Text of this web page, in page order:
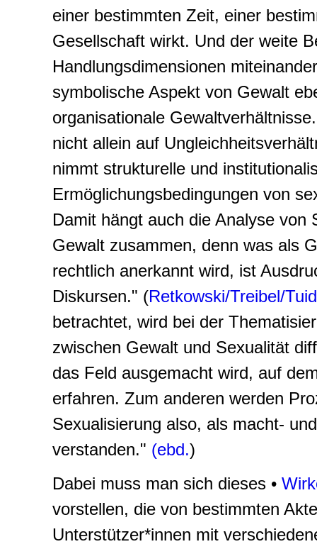
einer bestimmten Zeit, einer
Gesellschaft wirkt. Und der weite
Handlungsdimensionen
symbolische Aspekt von Gewalt
organisationale
nicht allein auf
nimmt strukturelle und
Ermöglichungsbedingungen von
Damit hängt auch die Analyse
Gewalt zusammen, denn was als
rechtlich anerkannt wird, ist
Diskursen." (Retkowski/Treibel/
betrachtet, wird bei der
zwischen Gewalt und Sexualität
das Feld ausgemacht wird, auf
erfahren. Zum anderen werden
Sexualisierung also, als macht-
verstanden." (ebd.)
Dabei muss man sich dieses •
vorstellen, die von bestimmten
Unterstützer*innen mit